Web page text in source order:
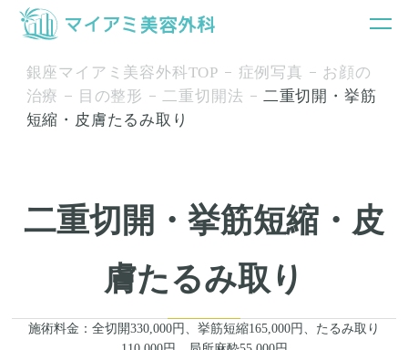
銀座マイアミ美容外科TOP 症例写真
お顔の
治療
目の整形 二重切開法
二重切開・挙筋
短縮・皮膚たるみ取り
二重切開・挙筋短縮・皮
膚たるみ取り
施術料金：全切開330,000円、挙筋短縮165,000円、たるみ取り